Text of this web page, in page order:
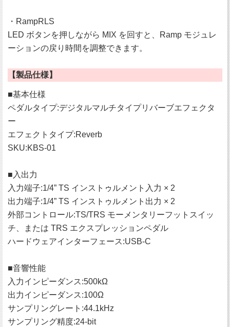
・RampRLS
LED ボタンを押しながら MIX を回すと、Ramp モジュレ
ーションの戻り時間を調整できます。
【製品仕様】
■基本仕様
ペダルタイプ:デジタルマルチタイプリバーブエフェクタ
ー
エフェクトタイプ:Reverb
SKU:KBS-01
■入出力
入力端子:1/4” TS インストゥルメント入力 × 2
出力端子:1/4” TS インストゥルメント出力 × 2
外部コントロール:TS/TRS モーメンタリーフットスイッ
チ、または TRS エクスプレッションペダル
ハードウェアインターフェース:USB-C
■音響性能
入力インピーダンス:500kΩ
出力インピーダンス:100Ω
サンプリングレート:44.1kHz
サンプリング精度:24-bit